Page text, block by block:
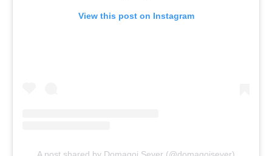
View this post on Instagram